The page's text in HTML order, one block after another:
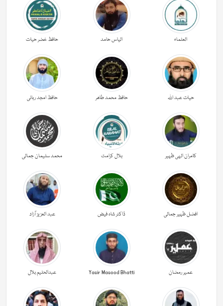
العلماء الیاس حامد حافظ خضر حیات
حیات عبد اللہ حافظ محمد طاھر حافظ امجد ربانی
کامران الہی ظہیر بلال کرامت محمد سلیمان جمالی
افضل ظہیر جمالی ڈاکٹر شاہ فیض عبد العزیز آزاد
عمیر رمضان Yasir Masood Bhatti عبدالحليم بلال